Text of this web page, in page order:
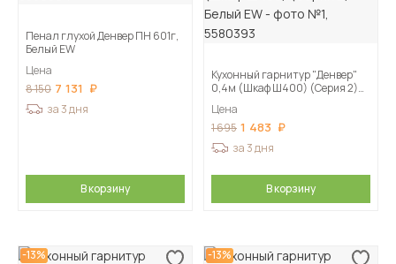
Пенал глухой Денвер ПН 601г,
Белый EW
Цена
8 150 7 131
за 3 дня
В корзину
Кухонный гарнитур "Денвер"
0,4м (Шкаф Ш400) (Серия 2)
Цена
1 695 1 483
за 3 дня
В корзину
-13% -13%